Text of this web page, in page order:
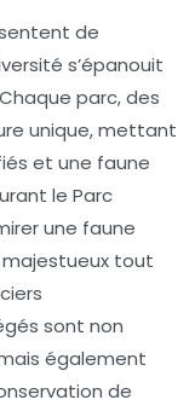
de
s’épanouit
parc, des
unique, mettant
et une faune
le Parc
une faune
tout
sont non
également
de